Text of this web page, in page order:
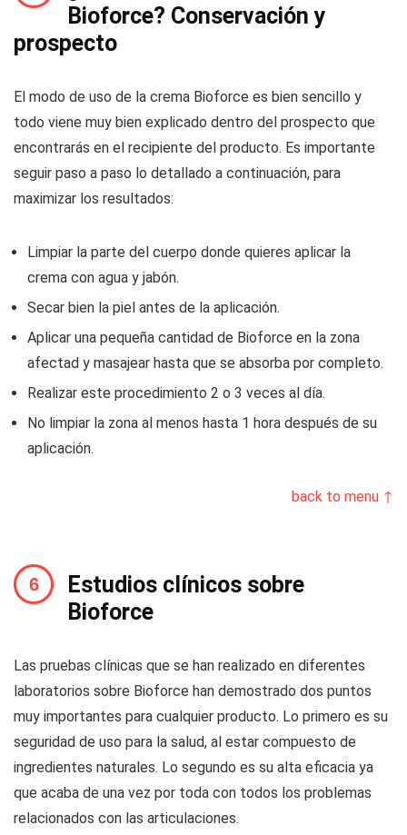
Bioforce? Conservación y
prospecto
El modo de uso de la crema Bioforce es bien sencillo y
todo viene muy bien explicado dentro del prospecto que
encontrarás en el recipiente del producto. Es importante
seguir paso a paso lo detallado a continuación, para
maximizar los resultados:
Limpiar la parte del cuerpo donde quieres aplicar la
crema con agua y jabón.
Secar bien la piel antes de la aplicación.
Aplicar una pequeña cantidad de Bioforce en la zona
afectad y masajear hasta que se absorba por completo.
Realizar este procedimiento 2 o 3 veces al día.
No limpiar la zona al menos hasta 1 hora después de su
aplicación.
back to menu ↑
Estudios clínicos sobre
Bioforce
Las pruebas clínicas que se han realizado en diferentes
laboratorios sobre Bioforce han demostrado dos puntos
muy importantes para cualquier producto. Lo primero es su
seguridad de uso para la salud, al estar compuesto de
ingredientes naturales. Lo segundo es su alta eficacia ya
que acaba de una vez por toda con todos los problemas
relacionados con las articulaciones.